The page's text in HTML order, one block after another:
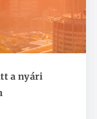
a nyári